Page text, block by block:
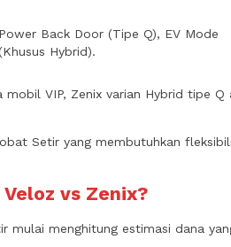
Power Back Door (Tipe Q), EV Mode
(Khusus Hybrid).
mobil VIP, Zenix varian Hybrid tipe
Setir yang membutuhkan
vs Zenix?
menghitung estimasi dana